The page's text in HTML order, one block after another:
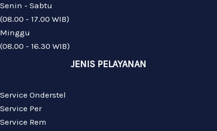
Senin - Sabtu
(08.00 - 17.00 WIB)
Minggu
(08.00 - 16.30 WIB)
JENIS PELAYANAN
Service Onderstel
Service Per
Service Rem